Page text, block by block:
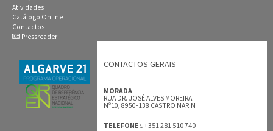
Atividades
Catálogo Online
Contactos
Pressreader
CONTACTOS GERAIS
MORADA
RUA DR. JOSÉ ALVES MOREIRA
Nº10, 8950-138 CASTRO MARIM
TELEFONE:.+351 281 510 740